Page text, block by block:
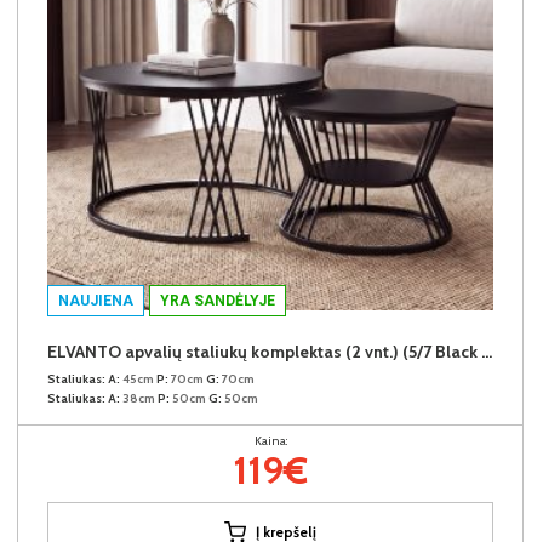
NAUJIENA YRA SANDĖLYJE
ELVANTO apvalių staliukų komplektas (2 vnt.) (5/7 Black Matt)
Staliukas: A: 45cm P: 70cm G: 70cm
Staliukas: A: 38cm P: 50cm G: 50cm
Kaina:
119€
Į krepšelį